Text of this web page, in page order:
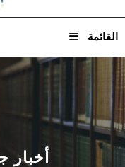
القائمة